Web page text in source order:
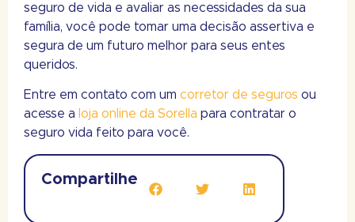
seguro de vida e avaliar as necessidades da sua
família, você pode tomar uma decisão assertiva e
segura de um futuro melhor para seus entes
queridos.
Entre em contato com um corretor de seguros ou
acesse a loja online da Sorella para contratar o
seguro vida feito para você.
Compartilhe